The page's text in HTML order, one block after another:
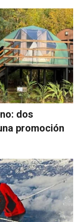
dos
promoción